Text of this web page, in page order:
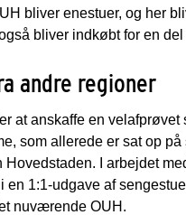
bliver enestuer, og her
bliver indkøbt for en
andre regioner
at anskaffe en
som allerede er sat op
I arbejdet
1:1-udgave af
nuværende OUH.